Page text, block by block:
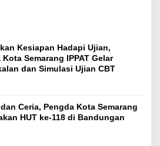
Kesiapan Hadapi Ujian,
Kota Semarang IPPAT Gelar
dan Simulasi Ujian CBT
Ceria, Pengda Kota Semarang
HUT ke-118 di Bandungan